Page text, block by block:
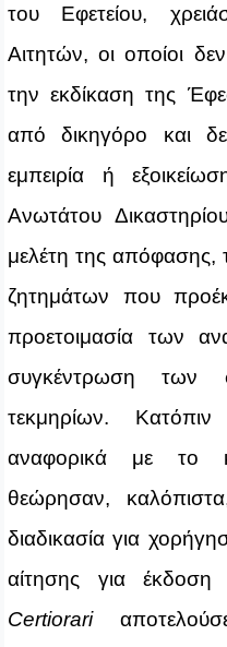
του Εφετείου,
Αιτητών, οι οποίοι
την εκδίκαση της
από δικηγόρο και
εμπειρία ή
Ανωτάτου
μελέτη της απόφασης,
ζητημάτων που
προετοιμασία των
συγκέντρωση των
τεκμηρίων.
αναφορικά με το
θεώρησαν,
διαδικασία για
αίτησης για έκδοση
Certiorari